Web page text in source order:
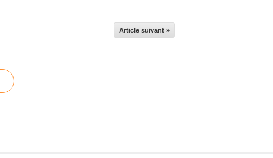
Article suivant »